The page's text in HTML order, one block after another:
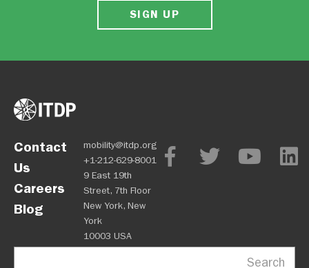
SIGN UP
Contact
Us
Careers
Blog
mobility@itdp.org
+1-212-629-8001
9 East 19th
Street, 7th Floor
New York, New
York
10003 USA
Search